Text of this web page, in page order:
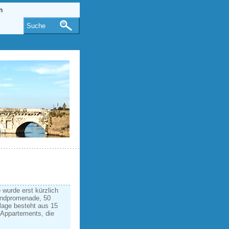
wurde erst kürzlich
50
besteht aus 15
die
Suche